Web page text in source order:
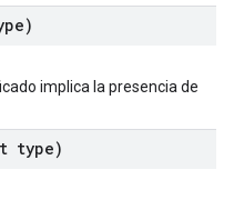
implica la presencia de
t type)